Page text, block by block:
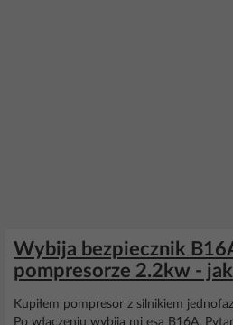
Wybija bezpiecznik
pompresorze 2.2kw -
Kupiłem pompresor z silnikiem
Po włączeniu wybija mi esa B16A.